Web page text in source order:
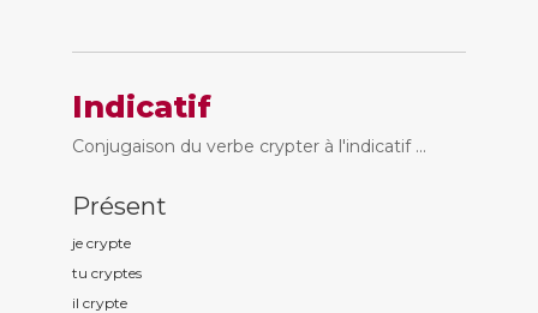
Indicatif
Conjugaison du verbe crypter à l'indicatif ...
Présent
je crypte
tu cryptes
il crypte